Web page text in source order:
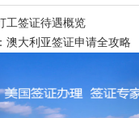
工签证待遇概览
澳大利亚签证申请全攻略